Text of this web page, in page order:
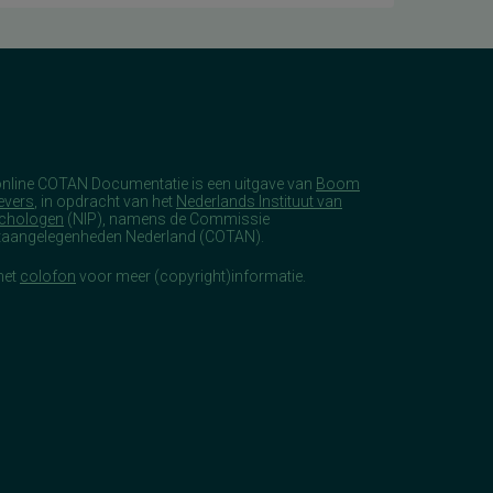
COTAN Documentatie is een uitgave van Boom
, in opdracht van het Nederlands Instituut van
(NIP), namens de Commissie
Nederland (COTAN).
colofon voor meer (copyright)informatie.